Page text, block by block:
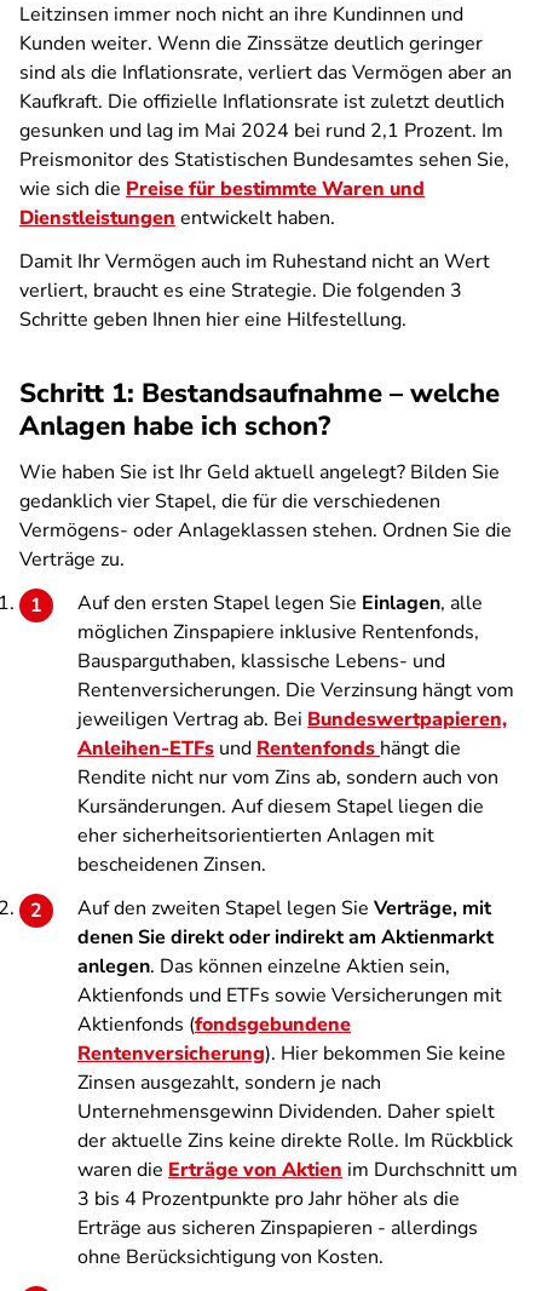
Leitzinsen immer noch nicht an ihre Kundinnen und
Kunden weiter. Wenn die Zinssätze deutlich geringer
sind als die Inflationsrate, verliert das Vermögen aber an
Kaufkraft. Die offizielle Inflationsrate ist zuletzt deutlich
gesunken und lag im Mai 2024 bei rund 2,1 Prozent. Im
Preismonitor des Statistischen Bundesamtes sehen Sie,
wie sich die Preise für bestimmte Waren und
Dienstleistungen entwickelt haben.
Damit Ihr Vermögen auch im Ruhestand nicht an Wert
verliert, braucht es eine Strategie. Die folgenden 3
Schritte geben Ihnen hier eine Hilfestellung.
Schritt 1: Bestandsaufnahme – welche
Anlagen habe ich schon?
Wie haben Sie ist Ihr Geld aktuell angelegt? Bilden Sie
gedanklich vier Stapel, die für die verschiedenen
Vermögens- oder Anlageklassen stehen. Ordnen Sie die
Verträge zu.
Auf den ersten Stapel legen Sie Einlagen, alle
möglichen Zinspapiere inklusive Rentenfonds,
Bausparguthaben, klassische Lebens- und
Rentenversicherungen. Die Verzinsung hängt vom
jeweiligen Vertrag ab. Bei Bundeswertpapieren,
Anleihen-ETFs und Rentenfonds hängt die
Rendite nicht nur vom Zins ab, sondern auch von
Kursänderungen. Auf diesem Stapel liegen die
eher sicherheitsorientierten Anlagen mit
bescheidenen Zinsen.
Auf den zweiten Stapel legen Sie Verträge, mit
denen Sie direkt oder indirekt am Aktienmarkt
anlegen. Das können einzelne Aktien sein,
Aktienfonds und ETFs sowie Versicherungen mit
Aktienfonds (fondsgebundene
Rentenversicherung). Hier bekommen Sie keine
Zinsen ausgezahlt, sondern je nach
Unternehmensgewinn Dividenden. Daher spielt
der aktuelle Zins keine direkte Rolle. Im Rückblick
waren die Erträge von Aktien im Durchschnitt um
3 bis 4 Prozentpunkte pro Jahr höher als die
Erträge aus sicheren Zinspapieren - allerdings
ohne Berücksichtigung von Kosten.